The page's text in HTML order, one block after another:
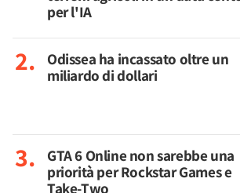
per l'IA
Odissea ha incassato oltre un
miliardo di dollari
GTA 6 Online non sarebbe una
priorità per Rockstar Games e
Take-Two